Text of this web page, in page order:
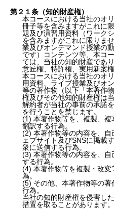
第２１条（知的財産権）
本コースにおける当社のオ
冊子等を含みますがこれに
題及び演習用資料（ワーク
を含みますがこれに限りま
業及びオンデマンド授業の
です）コンテンツ等、本コ
ては、当社の知的財産であ
意匠権、特許権、実用新案
本コースにおける当社のオ
用資料、ライブ授業及びオ
等の著作物（以下「本著作
権及びその他知的財産権は
解約者が当社の事前の承諾
を行うことを禁じます。
(1) 本著作物等を、複製、複
翻訳する行為。
(2) 本著作物等の内容を、
ェブサイト及びSNSに掲載
衆に送信する行為。
(3) 本著作物等の内容を、
する行為。
(4) 本著作物等を複製・改
為。
(5) その他、本著作物等の
行為。
当社の知的財産権を侵害し
措置を取ることがあります。